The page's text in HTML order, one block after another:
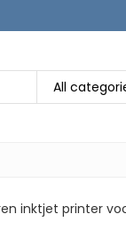
All
inktjet printer